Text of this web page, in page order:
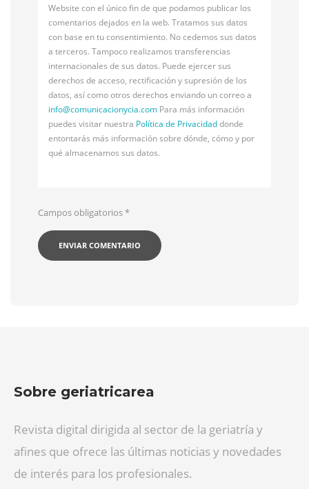
Website con el único fin de que podamos publicar los
comentarios dejados en la web. Tratamos sus datos
con base en tu consentimiento. No cedemos sus datos
a terceros. Tampoco realizamos transferencias
internacionales de sus datos. Puede ejercer sus
derechos de acceso, rectificación y supresión de los
datos, así como otros derechos enviando un correo a
info@comunicacionycia.com Para más información
puedes visitar nuestra Política de Privacidaddonde
entontarás más información sobre dónde, cómo y por
qué almacenamos sus datos.
Campos obligatorios*
Sobre geriatricarea
Revista digital dirigida al sector de la geriatría y
afines que ofrece las últimas noticias y novedades
de interés para los profesionales.